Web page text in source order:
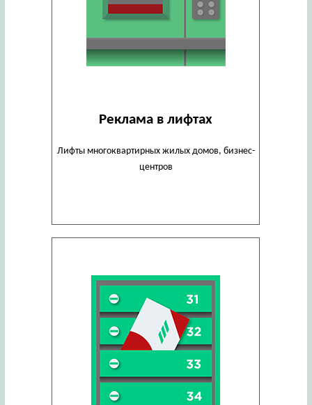
Реклама в лифтах
Лифты многоквартирных жилых домов, бизнес-
центров